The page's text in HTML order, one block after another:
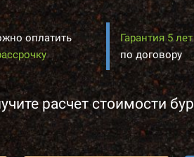
Гарантия 5 лет
по договору
оплатить
расчет стоимости